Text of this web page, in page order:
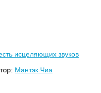
исцеляющих звуков
Мантэк Чиа